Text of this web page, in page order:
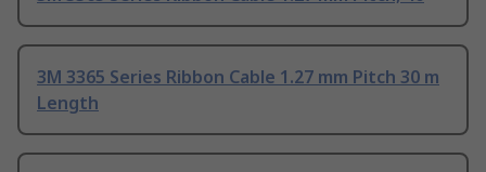
3M 3365 Series Ribbon Cable 1.27 mm Pitch 30 m
Length